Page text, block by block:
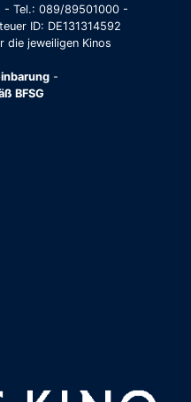
- Tel.: 089/89501000 -
ID: DE131314592
die jeweiligen Kinos
-
BFSG